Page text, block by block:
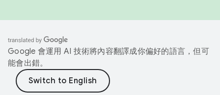
Google 會運用 AI 技術將內容翻譯成你偏好的語言，但可
能會出錯。